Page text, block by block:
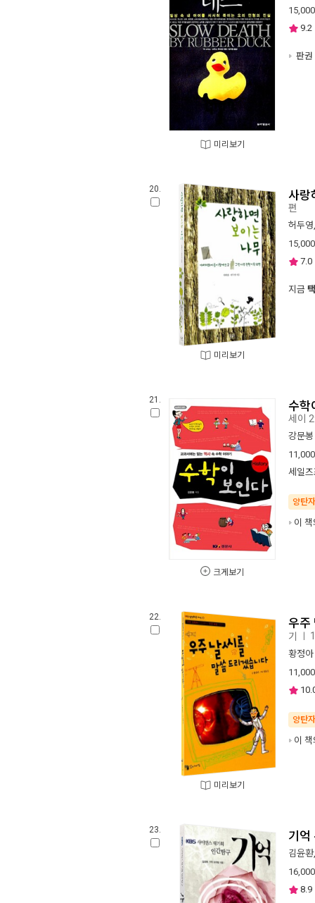
미리보기
15,000
9.2
판권
20.
미리보기
사랑
편
허두영
15,000
7.0
지금
21.
크게보기
수학
세이
강문봉
11,000
세일
양탄
이
22.
미리보기
우주
기 ㅣ
황정아
11,000
양탄
이
23. 기억
김윤환
16,000
8.9